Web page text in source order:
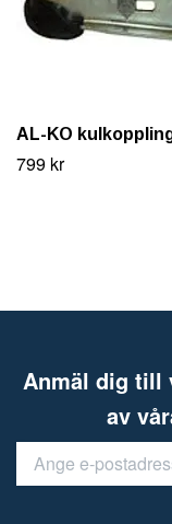
AL-KO
799 kr
Anmäl dig till
av